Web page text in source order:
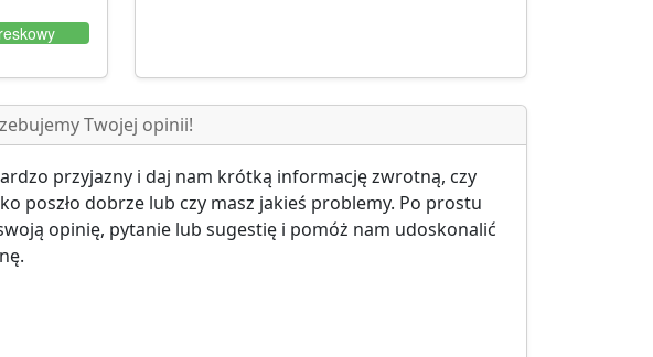
Twojej opinii!
przyjazny i daj nam krótką informację zwrotną, czy
poszło dobrze lub czy masz jakieś problemy. Po prostu
opinię, pytanie lub sugestię i pomóż nam udoskonalić